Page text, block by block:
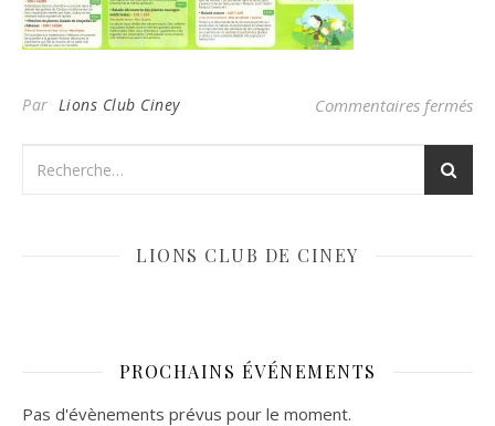
Par Lions Club Ciney Commentaires fermés
LIONS CLUB DE CINEY
PROCHAINS ÉVÉNEMENTS
Pas d'évènements prévus pour le moment.